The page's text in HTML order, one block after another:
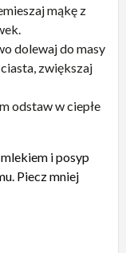
mąkę z
dolewaj do masy
zwiększaj
odstaw w ciepłe
i posyp
Piecz mniej